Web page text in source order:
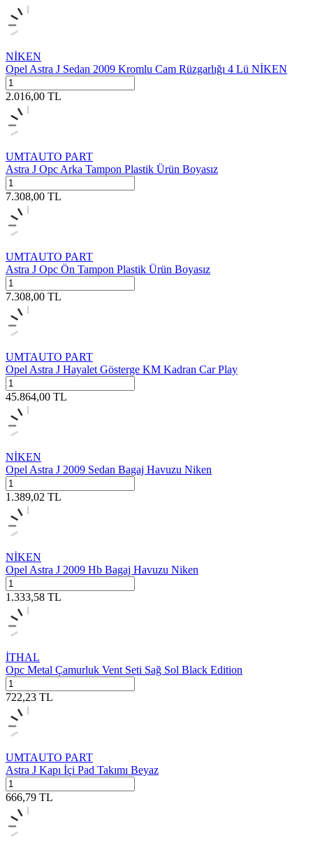
NİKEN
Opel Astra J Sedan 2009 Kromlu Cam Rüzgarlığı 4 Lü NİKEN
2.016,00 TL
UMTAUTO PART
Astra J Opc Arka Tampon Plastik Ürün Boyasız
7.308,00 TL
UMTAUTO PART
Astra J Opc Ön Tampon Plastik Ürün Boyasız
7.308,00 TL
UMTAUTO PART
Opel Astra J Hayalet Gösterge KM Kadran Car Play
45.864,00 TL
NİKEN
Opel Astra J 2009 Sedan Bagaj Havuzu Niken
1.389,02 TL
NİKEN
Opel Astra J 2009 Hb Bagaj Havuzu Niken
1.333,58 TL
İTHAL
Opc Metal Çamurluk Vent Seti Sağ Sol Black Edition
722,23 TL
UMTAUTO PART
Astra J Kapı İçi Pad Takımı Beyaz
666,79 TL